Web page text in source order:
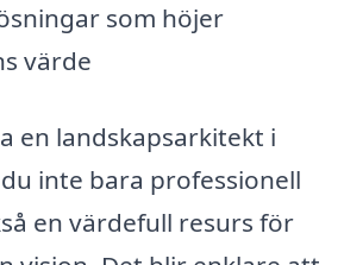
som höjer
värde
en landskapsarkitekt i
inte bara professionell
en värdefull resurs för